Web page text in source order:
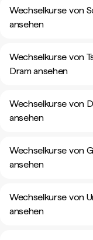
Wechselkurse von
ansehen
Wechselkurse von
Dram ansehen
Wechselkurse von
ansehen
Wechselkurse von
ansehen
Wechselkurse von
ansehen